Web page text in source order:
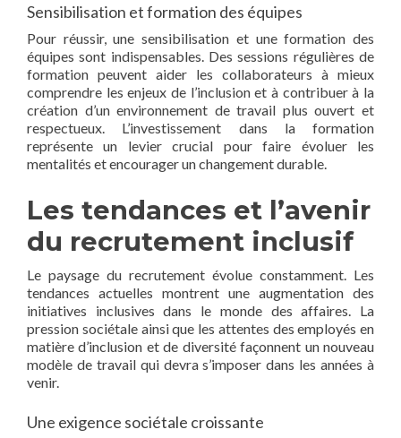
Sensibilisation et formation des équipes
Pour réussir, une sensibilisation et une formation des
équipes sont indispensables. Des sessions régulières de
formation peuvent aider les collaborateurs à mieux
comprendre les enjeux de l’inclusion et à contribuer à la
création d’un environnement de travail plus ouvert et
respectueux. L’investissement dans la formation
représente un levier crucial pour faire évoluer les
mentalités et encourager un changement durable.
Les tendances et l’avenir
du recrutement inclusif
Le paysage du recrutement évolue constamment. Les
tendances actuelles montrent une augmentation des
initiatives inclusives dans le monde des affaires. La
pression sociétale ainsi que les attentes des employés en
matière d’inclusion et de diversité façonnent un nouveau
modèle de travail qui devra s’imposer dans les années à
venir.
Une exigence sociétale croissante